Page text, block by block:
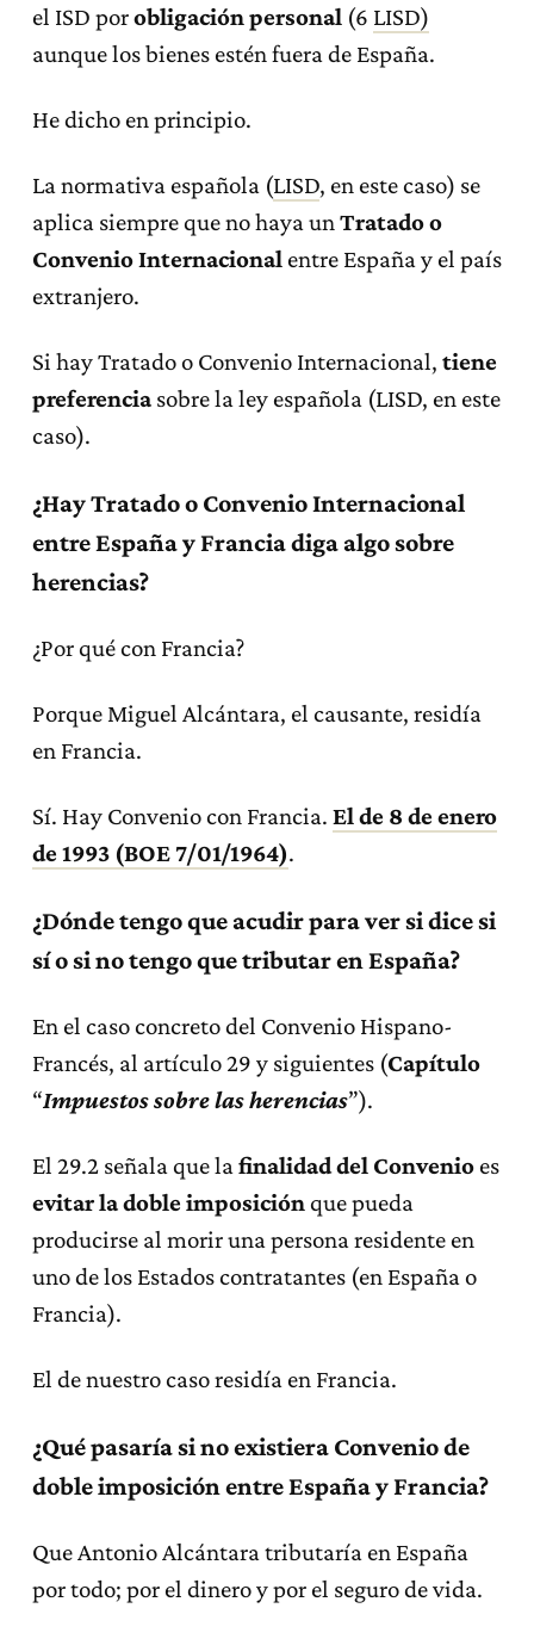
el ISD porobligación personal (6 LISD)
aunque los bienes estén fuera de España.
He dicho en principio.
La normativa española (LISD, en este caso) se
aplica siempre que no haya unTratado o
Convenio Internacionalentre España y el país
extranjero.
Si hay Tratado o Convenio Internacional, tiene
preferencia sobre la ley española (LISD, en este
caso).
¿Hay Tratado o Convenio Internacional
entre España y Francia diga algo sobre
herencias?
¿Por qué con Francia?
Porque Miguel Alcántara, el causante, residía
en Francia.
Sí. Hay Convenio con Francia. El de 8 de enero
de 1993 (BOE 7/01/1964).
¿Dónde tengo que acudir para ver si dice si
sí o si no tengo que tributar en España?
En el caso concreto del Convenio Hispano-
Francés, al artículo 29 y siguientes (Capítulo
“Impuestos sobre las herencias”).
El 29.2 señala que lafinalidad del Convenioes
evitar la doble imposición que pueda
producirse al morir una persona residente en
uno de los Estados contratantes (en España o
Francia).
El de nuestro caso residía en Francia.
¿Qué pasaría si no existiera Convenio de
doble imposición entre España y Francia?
Que Antonio Alcántara tributaría en España
por todo; por el dinero y por el seguro de vida.